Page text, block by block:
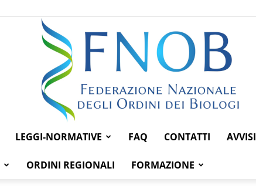
Federazione
LEGGI-NORMATIVE FAQ CONTATTI AVVISI
ORDINI REGIONALI FORMAZIONE